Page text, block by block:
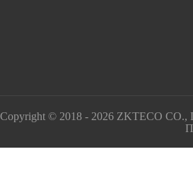
Copyright © 2018 - 2026 ZKTECO CO.,